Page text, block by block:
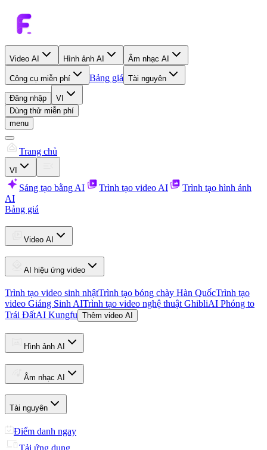
Video AI Hình ảnh AI Âm nhạc AI
Công cụ miễn phí Bảng giá Tài nguyên
Đăng nhập
VI
Dùng thử miễn phí
menu
Trang chủ
VI
Sáng tạo bằng AI Trình tạo video AI
Trình tạo hình ảnh
AI
Bảng giá
Video AI
AI hiệu ứng video
Trình tạo video sinh nhậtTrình tạo bóng chày Hàn QuốcTrình tạo
video Giáng Sinh AITrình tạo video nghệ thuật GhibliAI Phóng to
Trái ĐấtAI Kungfu Thêm video AI
Hình ảnh AI
Âm nhạc AI
Tài nguyên
Điểm danh ngay
Tải ứng dụng